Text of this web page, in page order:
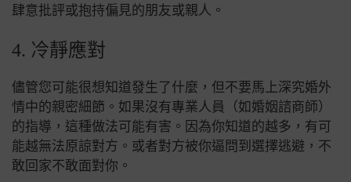
肆意批評或抱持偏見的朋友或親人。
4. 冷靜應對
儘管您可能很想知道發生了什麼，但不要馬上深究婚外
情中的親密細節。如果沒有專業人員（如婚姻諮商師）
的指導，這種做法可能有害。因為你知道的越多，有可
能越無法原諒對方。或者對方被你逼問到選擇逃避，不
敢回家不敢面對你。